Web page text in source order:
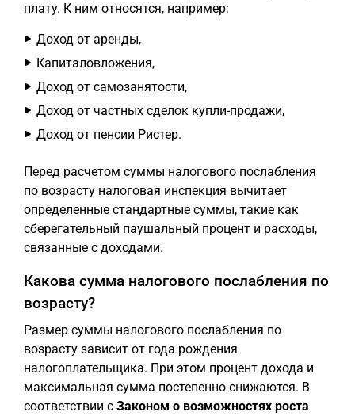
плату. К ним относятся, например:
Доход от аренды,
Капиталовложения,
Доход от самозанятости,
Доход от частных сделок купли-продажи,
Доход от пенсии Ристер.
Перед расчетом суммы налогового послабления
по возрасту налоговая инспекция вычитает
определенные стандартные суммы, такие как
сберегательный паушальный процент и расходы,
связанные с доходами.
Какова сумма налогового послабления по
возрасту?
Размер суммы налогового послабления по
возрасту зависит от года рождения
налогоплательщика. При этом процент дохода и
максимальная сумма постепенно снижаются. В
соответствии с Законом о возможностях роста